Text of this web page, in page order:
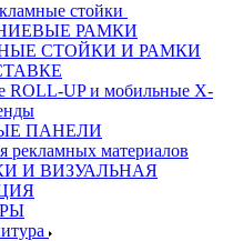
стойки
РАМКИ
СТОЙКИ И РАМКИ
ROLL-UP и мобильные X-
ПАНЕЛИ
рекламных материалов
И ВИЗУАЛЬНАЯ